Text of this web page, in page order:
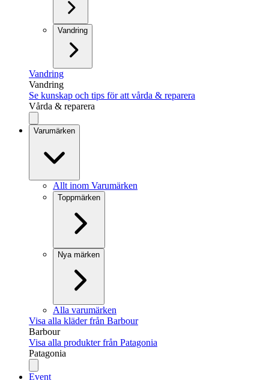
Vandring
Vandring
Vandring
Se kunskap och tips för att vårda & reparera
Vårda & reparera
Varumärken
Allt inom Varumärken
Toppmärken
Nya märken
Alla varumärken
Visa alla kläder från Barbour
Barbour
Visa alla produkter från Patagonia
Patagonia
Event